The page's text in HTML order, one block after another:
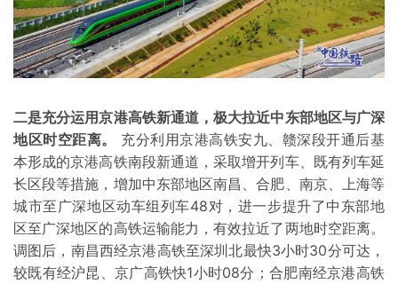
二是充分运用京港高铁新通道，极大拉近中东部地区与广深
地区时空距离。
充分利用京港高铁安九、赣深段开通后基
本形成的京港高铁南段新通道，采取增开列车、既有列车延
长区段等措施，增加中东部地区南昌、合肥、南京、上海等
城市至广深地区动车组列车48对，进一步提升了中东部地
区至广深地区的高铁运输能力，有效拉近了两地时空距离。
调图后，南昌西经京港高铁至深圳北最快3小时30分可达，
较既有经沪昆、京广高铁快1小时08分；合肥南经京港高铁